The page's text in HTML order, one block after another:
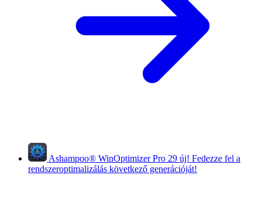
Ashampoo® WinOptimizer Pro 29 új! Fedezze fel a
rendszeroptimalizálás következő generációját!